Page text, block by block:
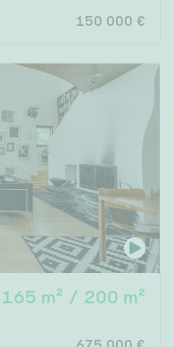
150 000 €
165 m² / 200 m²